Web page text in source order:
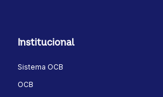
Institucional
Sistema OCB
OCB